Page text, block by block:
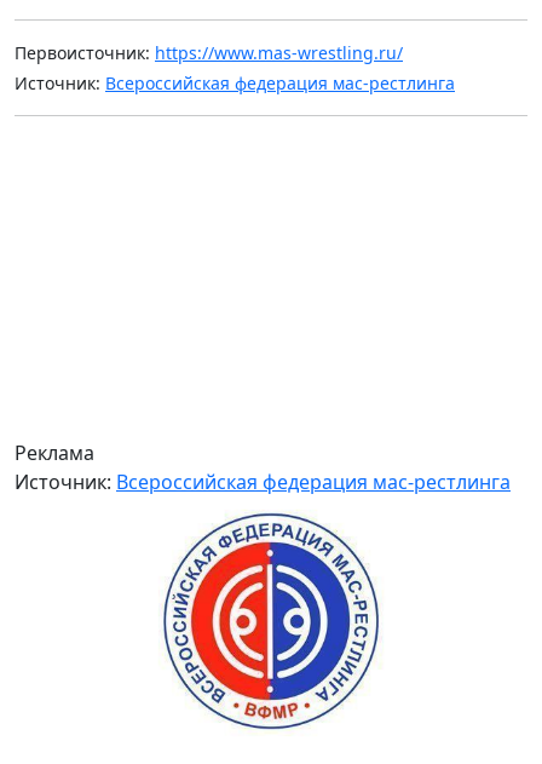
Первоисточник: https://www.mas-wrestling.ru/
Источник: Всероссийская федерация мас-рестлинга
Реклама
Источник: Всероссийская федерация мас-рестлинга